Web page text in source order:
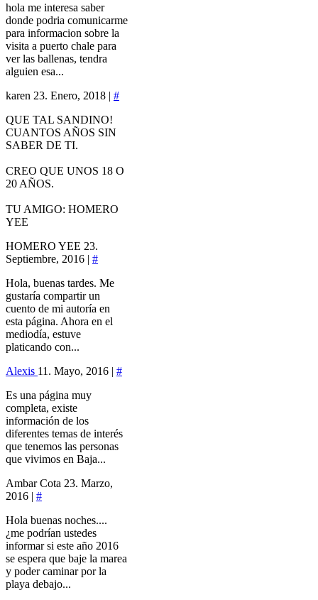
hola me interesa saber
donde podria comunicarme
para informacion sobre la
visita a puerto chale para
ver las ballenas, tendra
alguien esa...
karen 23. Enero, 2018 | #
QUE TAL SANDINO!
CUANTOS AÑOS SIN
SABER DE TI.
CREO QUE UNOS 18 O
20 AÑOS.
TU AMIGO: HOMERO
YEE
HOMERO YEE 23.
Septiembre, 2016 | #
Hola, buenas tardes. Me
gustaría compartir un
cuento de mi autoría en
esta página. Ahora en el
mediodía, estuve
platicando con...
Alexis 11. Mayo, 2016 | #
Es una página muy
completa, existe
información de los
diferentes temas de interés
que tenemos las personas
que vivimos en Baja...
Ambar Cota 23. Marzo,
2016 | #
Hola buenas noches....
¿me podrían ustedes
informar si este año 2016
se espera que baje la marea
y poder caminar por la
playa debajo...